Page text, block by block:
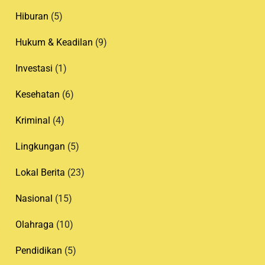
Hiburan (5)
Hukum & Keadilan (9)
Investasi (1)
Kesehatan (6)
Kriminal (4)
Lingkungan (5)
Lokal Berita (23)
Nasional (15)
Olahraga (10)
Pendidikan (5)